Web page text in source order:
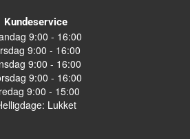
Kundeservice
9:00 - 16:00
9:00 - 16:00
9:00 - 16:00
9:00 - 16:00
9:00 - 15:00
Lukket